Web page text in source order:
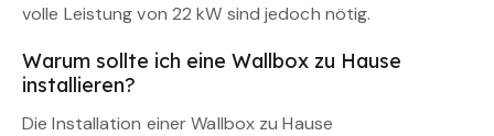
volle Leistung von 22 kW sind jedoch nötig.
Warum sollte ich eine Wallbox zu Hause
installieren?
Die Installation einer Wallbox zu Hause